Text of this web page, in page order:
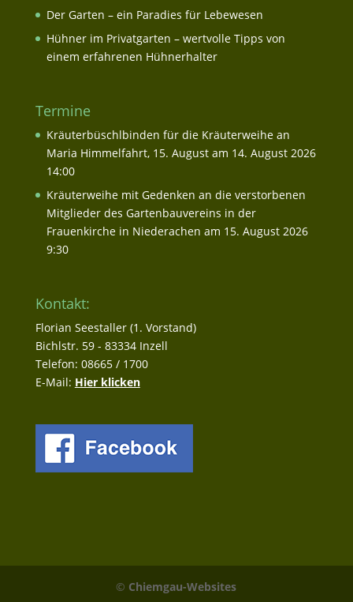
Der Garten – ein Paradies für Lebewesen
Hühner im Privatgarten – wertvolle Tipps von
einem erfahrenen Hühnerhalter
Termine
Kräuterbüschlbinden für die Kräuterweihe an
Maria Himmelfahrt, 15. Augustam 14. August 2026
14:00
Kräuterweihe mit Gedenken an die verstorbenen
Mitglieder des Gartenbauvereins in der
Frauenkirche in Niederachen am 15. August 2026
9:30
Kontakt:
Florian Seestaller (1. Vorstand)
Bichlstr. 59 - 83334 Inzell
Telefon: 08665 / 1700
E-Mail: Hier klicken
© Chiemgau-Websites